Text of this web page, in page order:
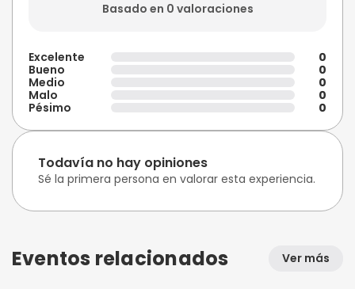
Basado en 0 valoraciones
Excelente
0
Bueno
0
Medio
0
Malo
0
Pésimo
0
Todavía no hay opiniones
Sé la primera persona en valorar esta experiencia.
Eventos relacionados Ver más